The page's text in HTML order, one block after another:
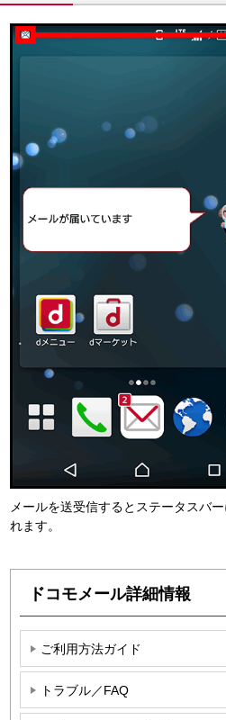
メールを送受信するとステータスバ
れます。
ドコモメール詳細情報
ご利用方法ガイド
トラブル／FAQ